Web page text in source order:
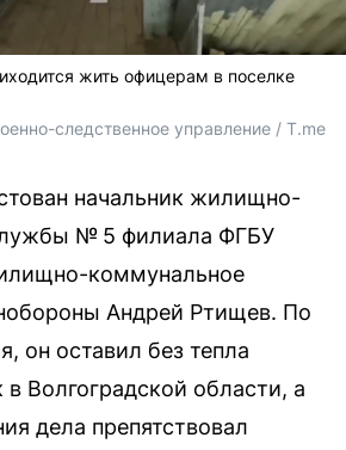
жить офицерам в поселке
следственное управление / T.me
начальник жилищно-
№ 5 филиала ФГБУ
коммунальное
Андрей Ртищев. По
он оставил без тепла
Волгоградской области, а
дела препятствовал